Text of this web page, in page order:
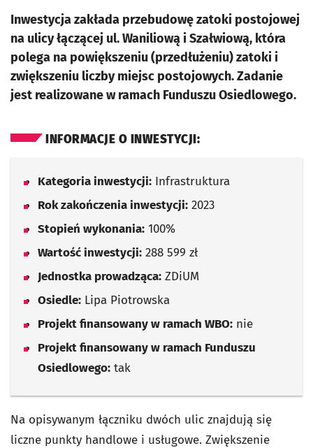
Inwestycja zakłada przebudowę zatoki postojowej
na ulicy łączącej ul. Waniliową i Szałwiową, która
polega na powiększeniu (przedłużeniu) zatoki i
zwiększeniu liczby miejsc postojowych. Zadanie
jest realizowane w ramach Funduszu Osiedlowego.
INFORMACJE O INWESTYCJI:
Kategoria inwestycji: Infrastruktura
Rok zakończenia inwestycji: 2023
Stopień wykonania: 100%
Wartość inwestycji: 288 599 zł
Jednostka prowadząca: ZDiUM
Osiedle: Lipa Piotrowska
Projekt finansowany w ramach WBO: nie
Projekt finansowany w ramach Funduszu
Osiedlowego: tak
Na opisywanym łączniku dwóch ulic znajdują się
liczne punkty handlowe i usługowe. Zwiększenie